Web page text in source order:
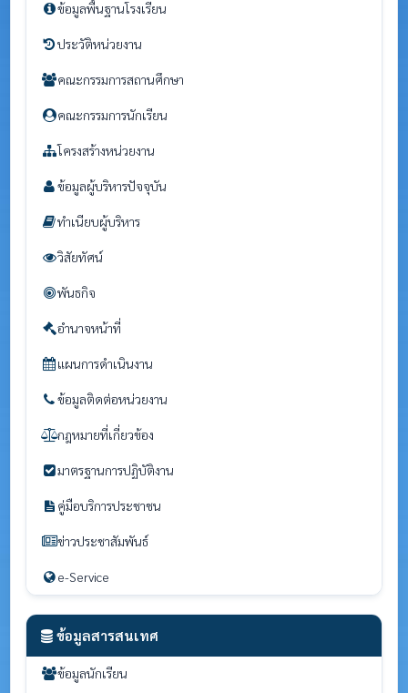
ข้อมูลพื้นฐานโรงเรียน
ประวัติหน่วยงาน
คณะกรรมการสถานศึกษา
คณะกรรมการนักเรียน
โครงสร้างหน่วยงาน
ข้อมูลผู้บริหารปัจจุบัน
ทำเนียบผู้บริหาร
วิสัยทัศน์
พันธกิจ
อำนาจหน้าที่
แผนการดำเนินงาน
ข้อมูลติดต่อหน่วยงาน
กฎหมายที่เกี่ยวข้อง
มาตรฐานการปฏิบัติงาน
คู่มือบริการประชาชน
ข่าวประชาสัมพันธ์
e-Service
ข้อมูลสารสนเทศ
ข้อมูลนักเรียน